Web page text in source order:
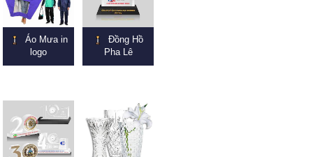
Áo Mưa in
logo
Đồng Hồ
Pha Lê